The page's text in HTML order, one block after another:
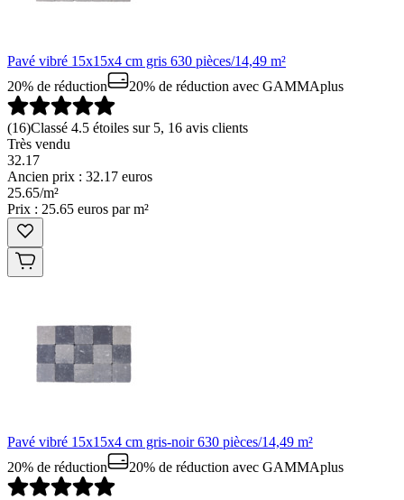
Pavé vibré 15x15x4 cm gris 630 pièces/14,49 m²
20% de réduction
20% de réduction avec GAMMAplus
(16)Classé 4.5 étoiles sur 5, 16 avis clients
Très vendu
32.17
Ancien prix : 32.17 euros
25.65/m²
Prix : 25.65 euros par m²
Pavé vibré 15x15x4 cm gris-noir 630 pièces/14,49 m²
20% de réduction
20% de réduction avec GAMMAplus